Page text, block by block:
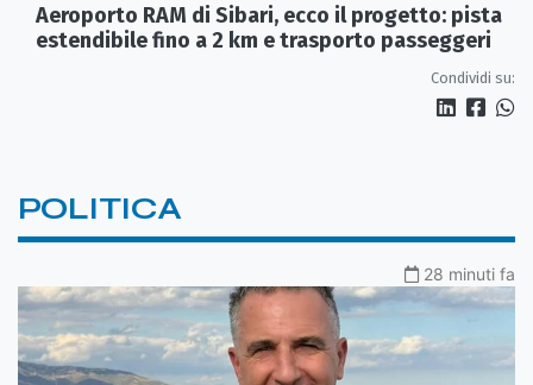
Aeroporto RAM di Sibari, ecco il progetto: pista
estendibile fino a 2 km e trasporto passeggeri
Condividi su:
POLITICA
28 minuti fa